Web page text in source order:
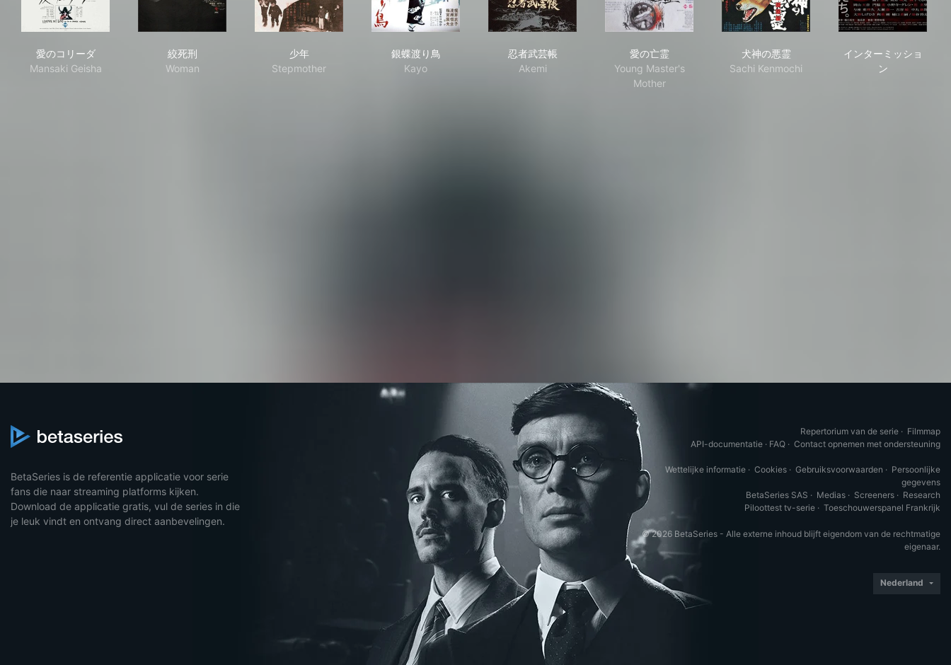
愛のコリーダ
Mansaki Geisha
絞死刑
Woman
少年
Stepmother
銀蝶渡り鳥
Kayo
忍者武芸帳
Akemi
愛の亡霊
Young Master's
Mother
犬神の悪霊
Sachi Kenmochi
インターミッショ
ン
BetaSeries is de referentie applicatie voor serie
fans die naar streaming platforms kijken.
Download de applicatie gratis, vul de series in die
je leuk vindt en ontvang direct aanbevelingen.
Repertorium van de serie · Filmmap
API-documentatie · FAQ · Contact opnemen met ondersteuning
Wettelijke informatie · Cookies · Gebruiksvoorwaarden · Persoonlijke
gegevens
BetaSeries SAS · Medias · Screeners · Research
Piloottest tv-serie · Toeschouwerspanel Frankrijk
© 2026 BetaSeries - Alle externe inhoud blijft eigendom van de rechtmatige
eigenaar.
Nederland